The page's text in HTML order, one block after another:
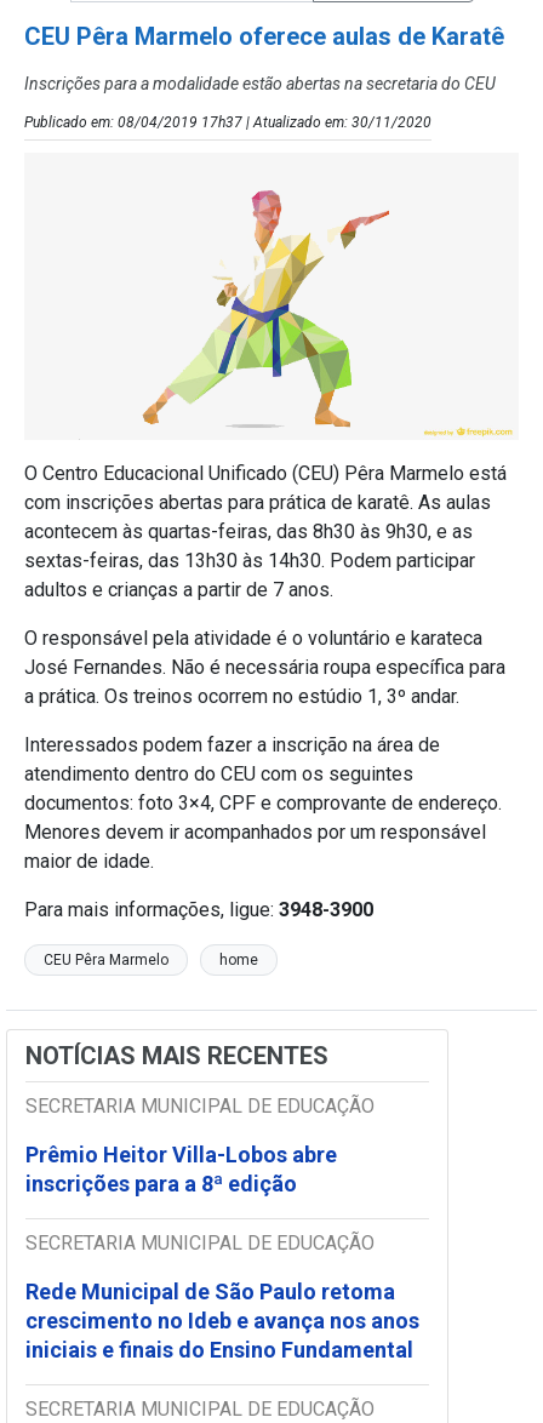
CEU Pêra Marmelo oferece aulas de Karatê
Inscrições para a modalidade estão abertas na secretaria do CEU
Publicado em: 08/04/2019 17h37 | Atualizado em: 30/11/2020
O Centro Educacional Unificado (CEU) Pêra Marmelo está
com inscrições abertas para prática de karatê. As aulas
acontecem às quartas-feiras, das 8h30 às 9h30, e as
sextas-feiras, das 13h30 às 14h30. Podem participar
adultos e crianças a partir de 7 anos.
O responsável pela atividade é o voluntário e karateca
José Fernandes. Não é necessária roupa específica para
a prática. Os treinos ocorrem no estúdio 1, 3º andar.
Interessados podem fazer a inscrição na área de
atendimento dentro do CEU com os seguintes
documentos: foto 3×4, CPF e comprovante de endereço.
Menores devem ir acompanhados por um responsável
maior de idade.
Para mais informações, ligue: 3948-3900
CEU Pêra Marmelo home
NOTÍCIAS MAIS RECENTES
SECRETARIA MUNICIPAL DE EDUCAÇÃO
Prêmio Heitor Villa-Lobos abre
inscrições para a 8ª edição
SECRETARIA MUNICIPAL DE EDUCAÇÃO
Rede Municipal de São Paulo retoma
crescimento no Ideb e avança nos anos
iniciais e finais do Ensino Fundamental
SECRETARIA MUNICIPAL DE EDUCAÇÃO